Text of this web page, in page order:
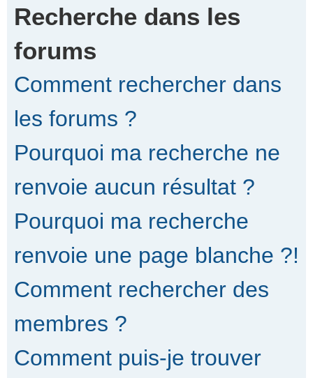
Recherche dans les
forums
Comment rechercher dans
les forums ?
Pourquoi ma recherche ne
renvoie aucun résultat ?
Pourquoi ma recherche
renvoie une page blanche ?!
Comment rechercher des
membres ?
Comment puis-je trouver